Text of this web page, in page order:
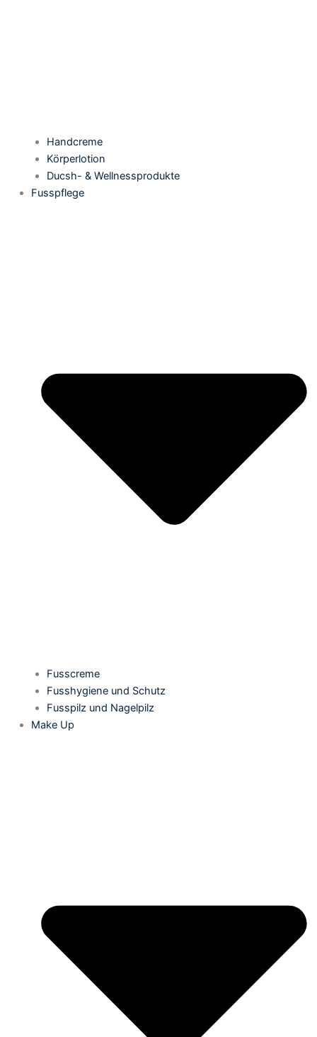
Handcreme
Körperlotion
Ducsh- & Wellnessprodukte
Fusspflege
Fusscreme
Fusshygiene und Schutz
Fusspilz und Nagelpilz
Make Up